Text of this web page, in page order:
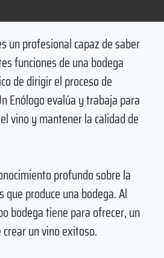
un profesional capaz de saber
funciones de una bodega
de dirigir el proceso de
Enólogo evalúa y trabaja para
vino y mantener la calidad de
profundo sobre la
que produce una bodega. Al
bodega tiene para ofrecer, un
un vino exitoso.